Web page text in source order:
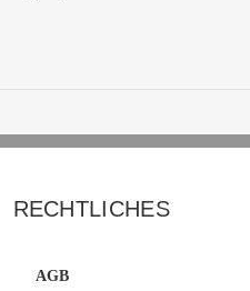
RECHTLICHES
AGB